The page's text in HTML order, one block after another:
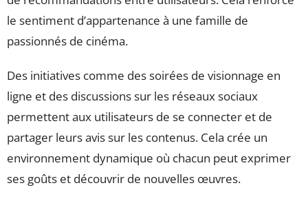
le sentiment d’appartenance à une famille de
passionnés de cinéma.
Des initiatives comme des soirées de visionnage en
ligne et des discussions sur les réseaux sociaux
permettent aux utilisateurs de se connecter et de
partager leurs avis sur les contenus. Cela crée un
environnement dynamique où chacun peut exprimer
ses goûts et découvrir de nouvelles œuvres.